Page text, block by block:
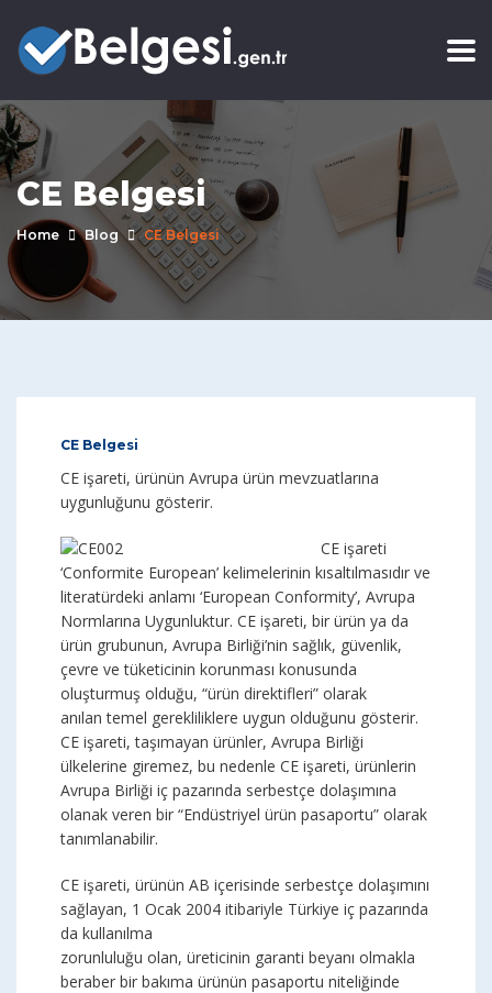
CE Belgesi
Home Blog CE Belgesi
CE Belgesi
CE işareti, ürünün Avrupa ürün mevzuatlarına
uygunluğunu gösterir.
CE işareti
‘Conformite European’ kelimelerinin kısaltılmasıdır ve
literatürdeki anlamı ‘European Conformity’, Avrupa
Normlarına Uygunluktur. CE işareti, bir ürün ya da
ürün grubunun, Avrupa Birliği’nin sağlık, güvenlik,
çevre ve tüketicinin korunması konusunda
oluşturmuş olduğu, “ürün direktifleri” olarak
anılan temel gerekliliklere uygun olduğunu gösterir.
CE işareti, taşımayan ürünler, Avrupa Birliği
ülkelerine giremez, bu nedenle CE işareti, ürünlerin
Avrupa Birliği iç pazarında serbestçe dolaşımına
olanak veren bir “Endüstriyel ürün pasaportu” olarak
tanımlanabilir.
CE işareti, ürünün AB içerisinde serbestçe dolaşımını
sağlayan, 1 Ocak 2004 itibariyle Türkiye iç pazarında
da kullanılma
zorunluluğu olan, üreticinin garanti beyanı olmakla
beraber bir bakıma ürünün pasaportu niteliğinde